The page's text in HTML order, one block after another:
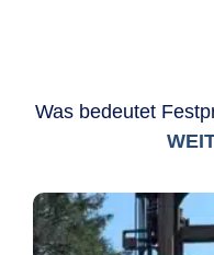
Was bedeutet